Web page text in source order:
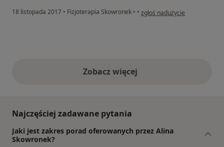
18 listopada 2017 • Fizjoterapia Skowronek • • w opinii użytkownika
zgłoś nadużycie
Zobacz więcejopinie powyżej
Najczęściej zadawane pytania
Jaki jest zakres porad oferowanych przez Alina
Skowronek?